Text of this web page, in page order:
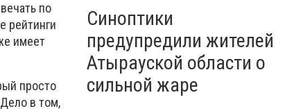
по
рейтинги
имеет
просто
в том,
Синоптики
предупредили жителей
Атырауской области о
сильной жаре